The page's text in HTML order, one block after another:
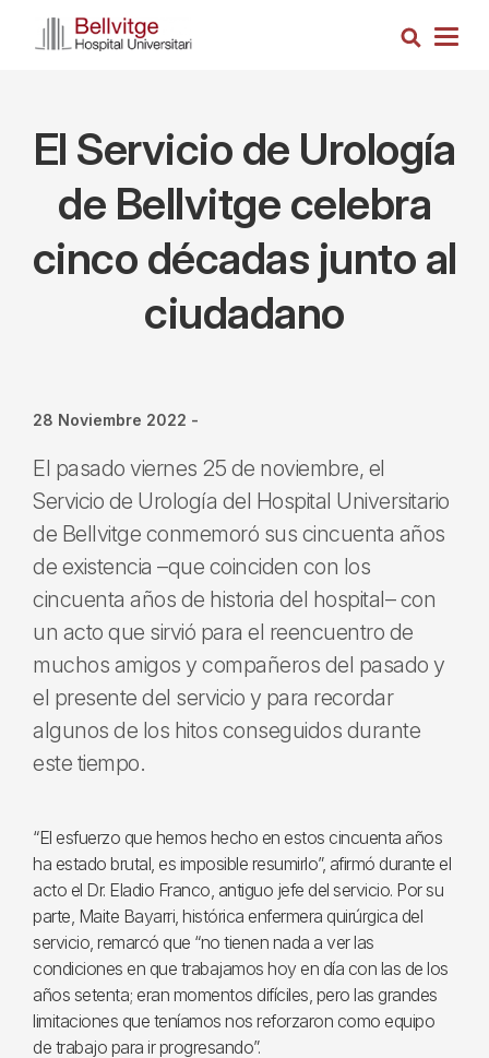
Busca
El Servicio de Urología
de Bellvitge celebra
cinco décadas junto al
ciudadano
28 Noviembre 2022 -
El pasado viernes 25 de noviembre, el
Servicio de Urología del Hospital Universitario
de Bellvitge conmemoró sus cincuenta años
de existencia –que coinciden con los
cincuenta años de historia del hospital– con
un acto que sirvió para el reencuentro de
muchos amigos y compañeros del pasado y
el presente del servicio y para recordar
algunos de los hitos conseguidos durante
este tiempo.
“El esfuerzo que hemos hecho en estos cincuenta años
ha estado brutal, es imposible resumirlo”, afirmó durante el
acto el Dr. Eladio Franco, antiguo jefe del servicio. Por su
parte, Maite Bayarri, histórica enfermera quirúrgica del
servicio, remarcó que “no tienen nada a ver las
condiciones en que trabajamos hoy en día con las de los
años setenta; eran momentos difíciles, pero las grandes
limitaciones que teníamos nos reforzaron como equipo
de trabajo para ir progresando”.